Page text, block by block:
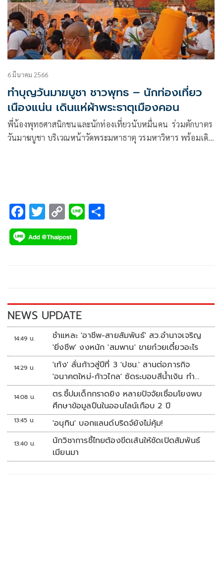
6 มีนาคม 2566
ทำบุญวันมาฆบูชา ชาวพุทธ – นักท่องเที่ยว
เนืองแน่น เดินแห่ผ้าพระธาตุเมืองคอน
พี่น้องพุทธศาสนิกชนและนักท่องเที่ยวนับหมื่นคน ร่วมตักบาตร
วันมาฆบูชา บริเวณหน้าวัดพระมหาธาตุ วรมหาวิหาร พร้อมเดิน
F
ac
e
k
T
wi
tt
C
o
p
k
Li
NEWS UPDATE
14:49 น.
ชำแหละ 'อาชีพ-สายสัมพันธ์' สว.อำนาจเจริญ
'ยิ่งชีพ' งงหนัก 'สมพาน' ขายก๋วยเตี๋ยวอะไร
14:29 น.
'เท้ง' ลั่นก้าวสู่ปีที่ 3 'ปชน.' สานต่อภารกิจ
'อนาคตใหม่-ก้าวไกล' ซัดระบอบสีน้ำเงิน ทำ
หลักนิติรัฐ-นิติธรรมสั่นคลอน
14:08 น.
ตร.ชี้ปมเด็กกราดยิง หลายปัจจัยเชื่อมโยงพบ
ศึกษาข้อมูลปืนในออนไลน์เกือบ 2 ปี
13:45 น. 'อนุทิน' บอกแลนด์บริดจ์ยังไม่คุ้ม!
13:40 น.
นักวิชาการชี้ไทยต้องขีดเส้นให้ชัดเปิดสัมพันธ์
เมียนมา